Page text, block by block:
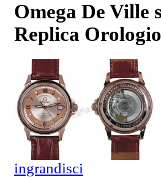
Omega De Ville
Replica
ingrandisci